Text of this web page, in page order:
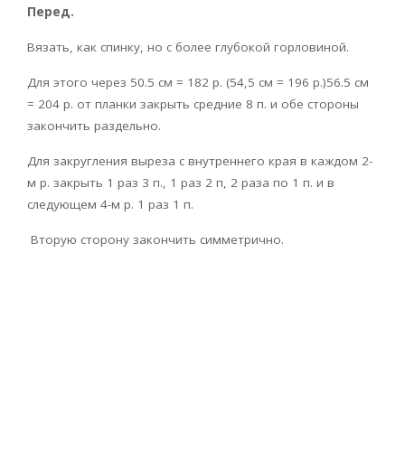
Перед.
Вязать, как спинку, но с более глубокой горловиной.
Для этого через 50.5 см = 182 р. (54,5 см = 196 р.)56.5 см
= 204 р. от планки закрыть средние 8 п. и обе стороны
закончить раздельно.
Для закругления выреза с внутреннего края в каждом 2-
м р. закрыть 1 раз 3 п., 1 раз 2 п, 2 раза по 1 п. и в
следующем 4-м р. 1 раз 1 п.
Вторую сторону закончить симметрично.